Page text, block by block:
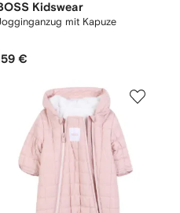
Kidswear
mit Kapuze
€